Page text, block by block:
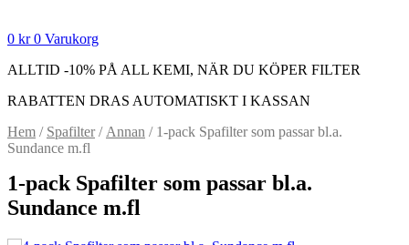
0 kr 0 Varukorg
ALLTID -10% PÅ ALL KEMI, NÄR DU KÖPER FILTER
RABATTEN DRAS AUTOMATISKT I KASSAN
Hem / Spafilter/ Annan / 1-pack Spafilter som passar bl.a.
Sundance m.fl
1-pack Spafilter som passar bl.a.
Sundance m.fl